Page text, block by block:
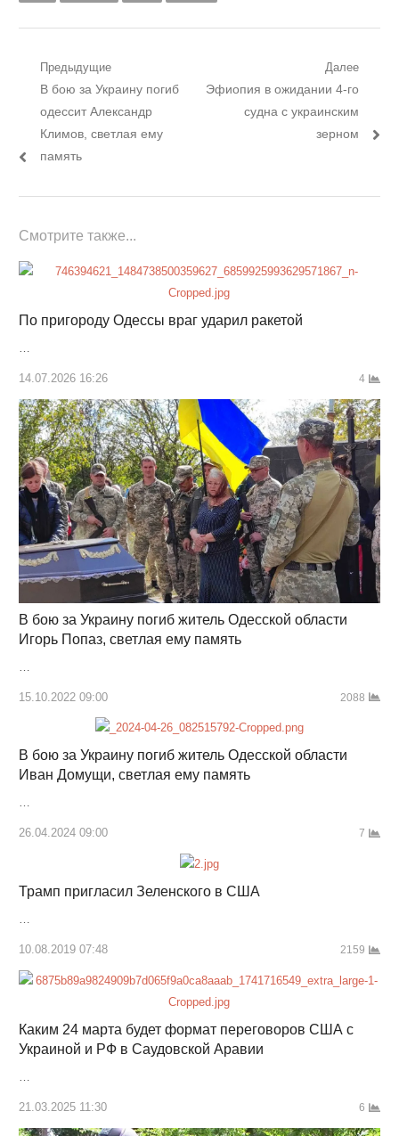
Навигация
записям
Предыдущие
Предыдущий
пост:
В бою за Украину погиб
одессит Александр
Климов, светлая ему
память
Далее
Следующий
Эфиопия в ожидании 4-го
судна с украинским
зерном
Смотрите также...
По пригороду Одессы враг ударил ракетой
…
14.07.2026 16:26 4
В бою за Украину погиб житель Одесской области
Игорь Попаз, светлая ему память
15.10.2022 09:00 2088
В бою за Украину погиб житель Одесской области
Иван Домущи, светлая ему память
…
26.04.2024 09:00 7
Трамп пригласил Зеленского в США
…
10.08.2019 07:48 2159
Каким 24 марта будет формат переговоров США с
Украиной и РФ в Саудовской Аравии
…
21.03.2025 11:30 6